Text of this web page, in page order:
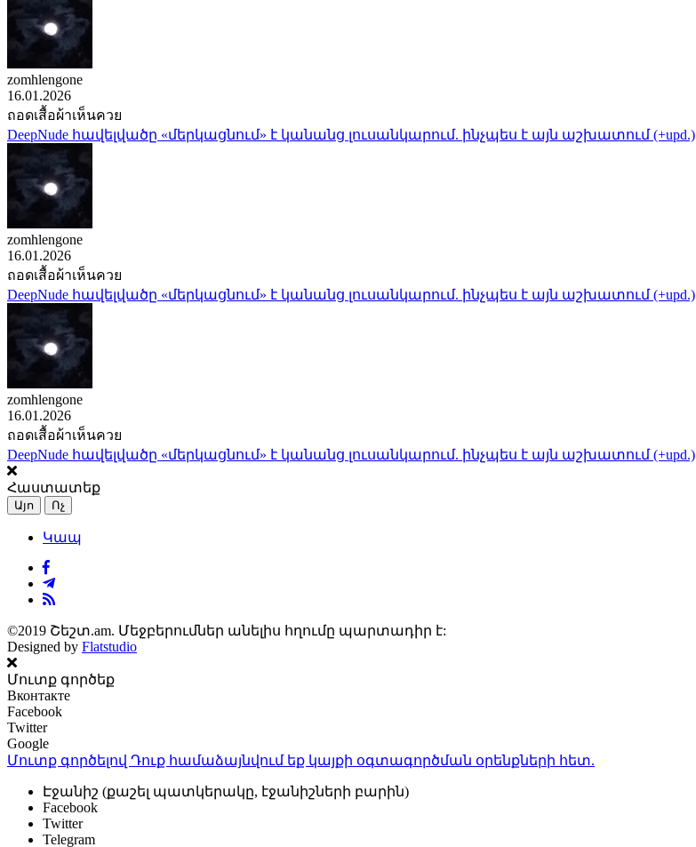
zomhlengone
16.01.2026
ถอดเสื้อผ้าเห็นควย
DeepNude հավելվածը «մերկացնում» է կանանց լուսանկարում. ինչպես է այն աշխատում (+upd.)
zomhlengone
16.01.2026
ถอดเสื้อผ้าเห็นควย
DeepNude հավելվածը «մերկացնում» է կանանց լուսանկարում. ինչպես է այն աշխատում (+upd.)
zomhlengone
16.01.2026
ถอดเสื้อผ้าเห็นควย
DeepNude հավելվածը «մերկացնում» է կանանց լուսանկարում. ինչպես է այն աշխատում (+upd.)
Հաստատեք
Այո Ոչ
Կապ
©2019 Շեշտ.am. Մեջբերումներ անելիս հղումը պարտադիր է:
Designed by Flatstudio
Մուտք գործեք
Вконтакте
Facebook
Twitter
Google
Մուտք գործելով Դուք համաձայնվում եք կայքի օգտագործման օրենքների հետ.
Էջանիշ (քաշել պատկերակը, էջանիշների բարին)
Facebook
Twitter
Telegram